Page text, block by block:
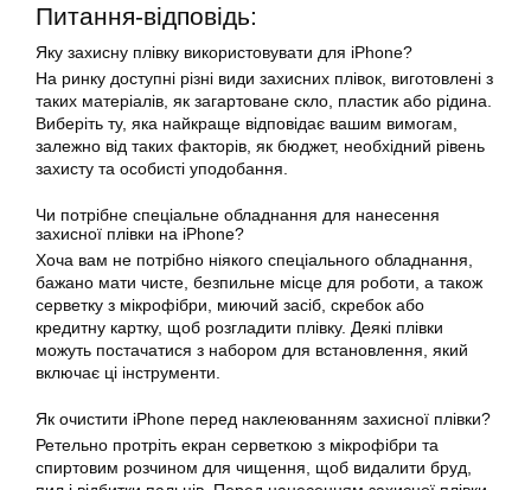
Питання-відповідь:
Яку захисну плівку використовувати для iPhone?
На ринку доступні різні види захисних плівок, виготовлені з
таких матеріалів, як загартоване скло, пластик або рідина.
Виберіть ту, яка найкраще відповідає вашим вимогам,
залежно від таких факторів, як бюджет, необхідний рівень
захисту та особисті уподобання.
Чи потрібне спеціальне обладнання для нанесення
захисної плівки на iPhone?
Хоча вам не потрібно ніякого спеціального обладнання,
бажано мати чисте, безпильне місце для роботи, а також
серветку з мікрофібри, миючий засіб, скребок або
кредитну картку, щоб розгладити плівку. Деякі плівки
можуть постачатися з набором для встановлення, який
включає ці інструменти.
Як очистити iPhone перед наклеюванням захисної плівки?
Ретельно протріть екран серветкою з мікрофібри та
спиртовим розчином для чищення, щоб видалити бруд,